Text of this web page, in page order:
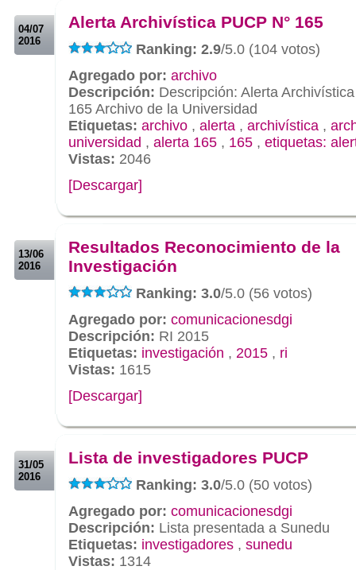
04/07
2016
Alerta Archivística PUCP N° 165
Ranking: 2.9/5.0 (104 votos)
Agregado por: archivo
Descripción: Descripción: Alerta
165 Archivo de la Universidad
Etiquetas: archivo , alerta , archivística ,
universidad , alerta 165 , 165 , etiquetas:
Vistas: 2046
[Descargar]
13/06
2016
Resultados Reconocimiento de la
Investigación
Ranking: 3.0/5.0 (56 votos)
Agregado por: comunicacionesdgi
Descripción: RI 2015
Etiquetas: investigación , 2015 , ri
Vistas: 1615
[Descargar]
31/05
2016
Lista de investigadores PUCP
Ranking: 3.0/5.0 (50 votos)
Agregado por: comunicacionesdgi
Descripción: Lista presentada a Sunedu
Etiquetas: investigadores , sunedu
Vistas: 1314